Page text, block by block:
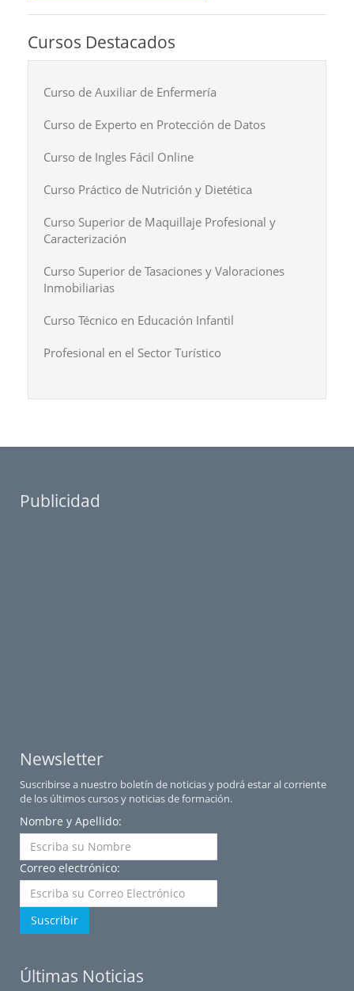
Cursos Destacados
Curso de Auxiliar de Enfermería
Curso de Experto en Protección de Datos
Curso de Ingles Fácil Online
Curso Práctico de Nutrición y Dietética
Curso Superior de Maquillaje Profesional y
Caracterización
Curso Superior de Tasaciones y Valoraciones
Inmobiliarias
Curso Técnico en Educación Infantil
Profesional en el Sector Turístico
Publicidad
Newsletter
Suscribirse a nuestro boletín de noticias y podrá estar al corriente
de los últimos cursos y noticias de formación.
Nombre y Apellido:
Correo electrónico:
Suscribir
Últimas Noticias